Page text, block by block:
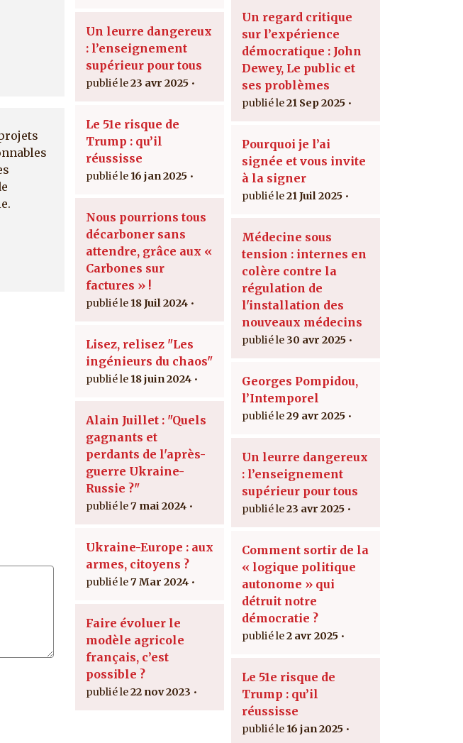
Un leurre dangereux
: l’enseignement
supérieur pour tous
23 avr 2025
Le 51e risque de
Trump : qu’il
réussisse
16 jan 2025
Nous pourrions tous
décarboner sans
attendre, grâce aux «
Carbones sur
factures » !
18 Juil 2024
Lisez, relisez "Les
ingénieurs du chaos"
18 juin 2024
Alain Juillet : "Quels
gagnants et
perdants de l'après-
guerre Ukraine-
Russie ?"
7 mai 2024
Ukraine-Europe : aux
armes, citoyens ?
7 Mar 2024
Faire évoluer le
modèle agricole
français, c’est
possible ?
22 nov 2023
Un regard critique
sur l’expérience
démocratique : John
Dewey, Le public et
ses problèmes
21 Sep 2025
Pourquoi je l’ai
signée et vous invite
à la signer
21 Juil 2025
Médecine sous
tension : internes en
colère contre la
régulation de
l'installation des
nouveaux médecins
30 avr 2025
Georges Pompidou,
l’Intemporel
29 avr 2025
Un leurre dangereux
: l’enseignement
supérieur pour tous
23 avr 2025
Comment sortir de la
« logique politique
autonome » qui
détruit notre
démocratie ?
2 avr 2025
Le 51e risque de
Trump : qu’il
réussisse
16 jan 2025